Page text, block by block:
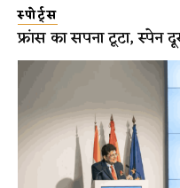
स्पोर्ट्स
फ्रांस का सपना टूटा, स्पेन